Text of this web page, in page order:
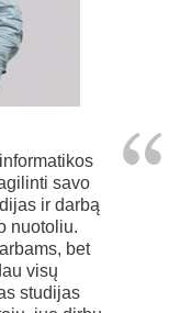
savo
ir darbą
nuotoliu.
bet
visų
studijas